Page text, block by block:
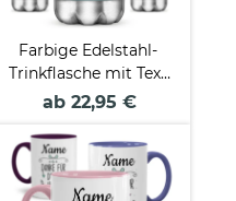
Farbige Edelstahl-
Trinkflasche mit Text
selbst gestalten - 4
ab 22,95 €